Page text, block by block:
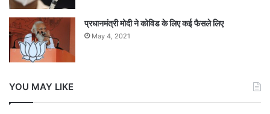
प्रधानमंत्री मोदी ने कोविड के लिए कई फैसले लिए
May 4, 2021
YOU MAY LIKE